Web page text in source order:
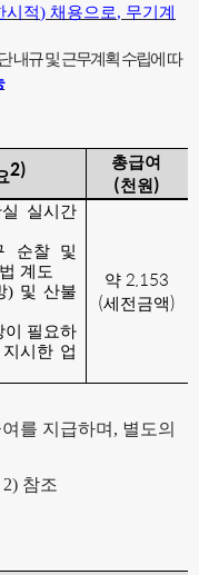
시적) 채용으로, 무기계
내규 및 근무계획 수립에 따
2) 총급여
(천원)
실시간
순찰 및
계도
) 및 산불
이 필요하
시한 업
약 2,153
(세전금액)
를 지급하며 , 별도의
2) 참조